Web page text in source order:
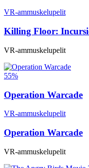
VR-ammuskelupelit
Killing Floor:
VR-ammuskelupelit
55%
Operation Warcade
VR-ammuskelupelit
Operation Warcade
VR-ammuskelupelit